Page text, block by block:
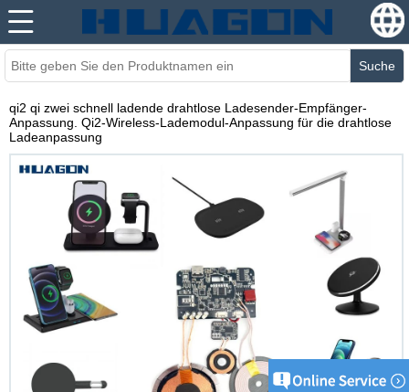
Suche
qi2 qi zwei schnell ladende drahtlose Ladesender-Empfänger-
Anpassung. Qi2-Wireless-Lademodul-Anpassung für die drahtlose
Ladeanpassung